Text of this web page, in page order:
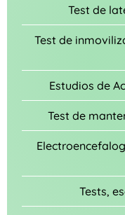
Test de
Test de
Estudios de
Test de
Tests,